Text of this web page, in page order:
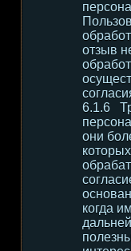
отзыв
они
когда